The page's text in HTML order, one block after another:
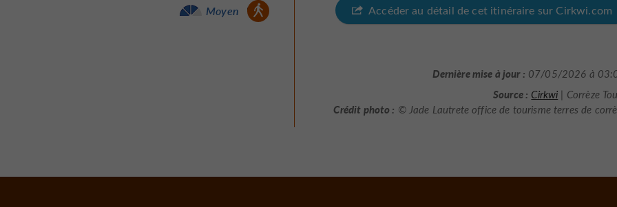
Marche à pied :
Moyen Accéder au détail de cet itinéraire sur Cirkwi.com
Dernière mise à jour : 07/05/2026 à
Source : Cirkwi | Corrèze
Crédit photo : © Jade Lautrete office de tourisme terres de